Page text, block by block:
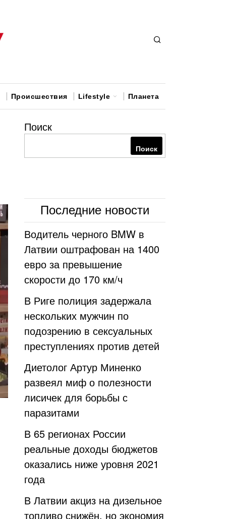
Происшествия Lifestyle Планета
Поиск
Поиск
Последние новости
Водитель черного BMW в
Латвии оштрафован на 1400
евро за превышение
скорости до 170 км/ч
В Риге полиция задержала
нескольких мужчин по
подозрению в сексуальных
преступлениях против детей
Диетолог Артур Миненко
развеял миф о полезности
лисичек для борьбы с
паразитами
В 65 регионах России
реальные доходы бюджетов
оказались ниже уровня 2021
года
В Латвии акциз на дизельное
топливо снижён, но экономия